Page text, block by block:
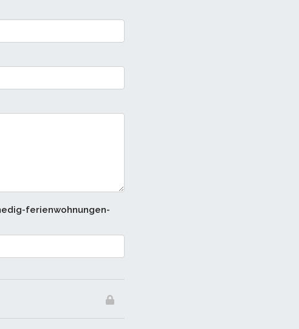
ferienwohnungen-